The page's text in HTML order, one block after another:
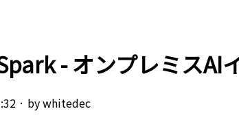
- オンプレミス
· by whitedec